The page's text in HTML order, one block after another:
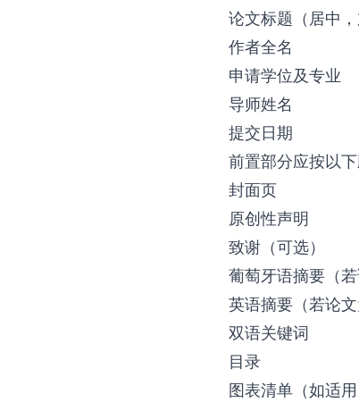
论文标题（居中
作者全名
申请学位及专业
导师姓名
提交日期
前置部分应按以下
封面页
原创性声明
致谢（可选）
葡萄牙语摘要（若
英语摘要（若论文
双语关键词
目录
图表清单（如适用